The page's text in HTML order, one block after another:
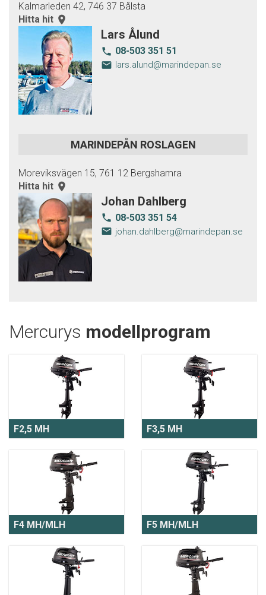
Kalmarleden 42, 746 37 Bålsta
Hitta hit room
Lars Ålund
local_phone 08-503 351 51
email lars.alund@marindepan.se
MARINDEPÅN ROSLAGEN
Moreviksvägen 15, 761 12 Bergshamra
Hitta hit room
Johan Dahlberg
local_phone 08-503 351 54
email johan.dahlberg@marindepan.se
Mercurys modellprogram
F2,5 MH F3,5 MH
F4 MH/MLH F5 MH/MLH